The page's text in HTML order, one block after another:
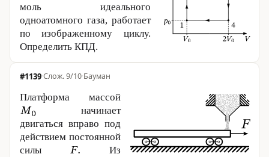
моль идеального
одноатомного газа, работает
по изображенному циклу.
Определить КПД.
#1139· 9/10·Бауман
Платформа массой
начинает
двигаться вправо под
действием постоянной
силы
Из